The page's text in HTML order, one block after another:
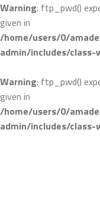
Warning: ftp_pwd()
given in
/home/users/0/
admin/includes/
Warning: ftp_pwd()
given in
/home/users/0/
admin/includes/